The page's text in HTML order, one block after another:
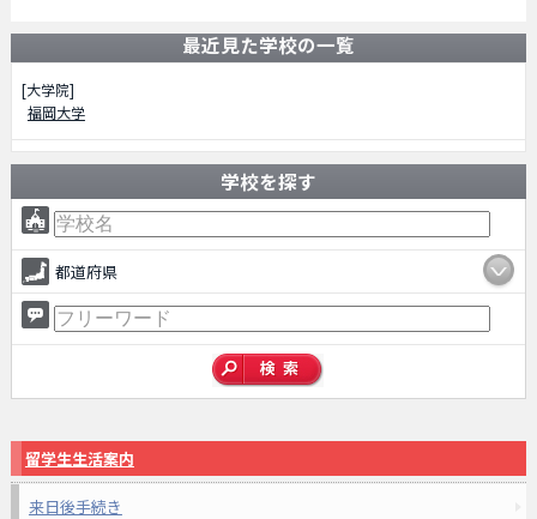
最近見た学校の一覧
[大学院]
福岡大学
学校を探す
都道府県
留学生生活案内
来日後手続き